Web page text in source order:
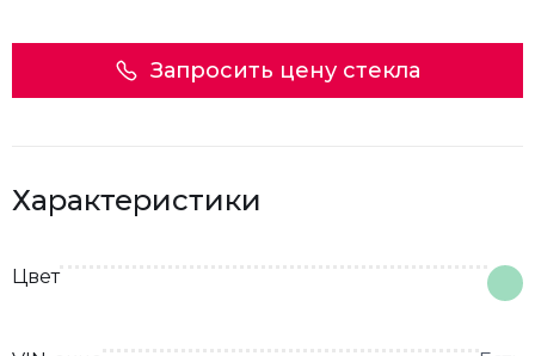
Запросить цену стекла
Характеристики
Цвет